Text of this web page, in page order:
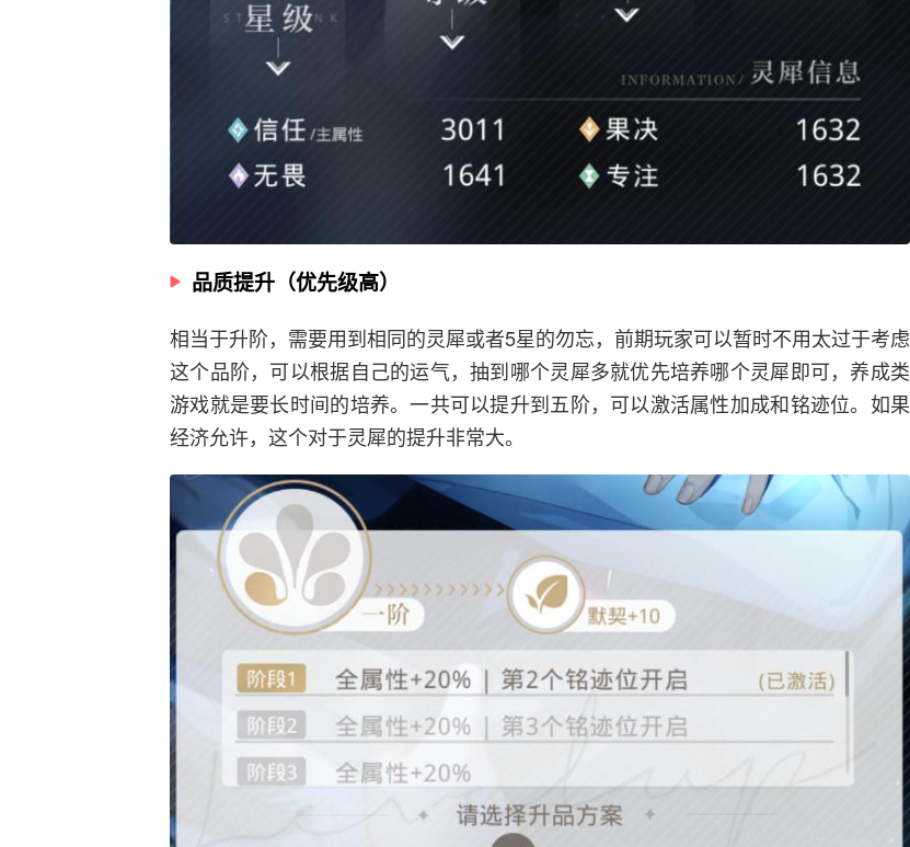
品质提升（优先级高）
相当于升阶，需要用到相同的灵犀或者5星的勿忘，前期玩家可以暂时不用太过于考虑
这个品阶，可以根据自己的运气，抽到哪个灵犀多就优先培养哪个灵犀即可，养成类
游戏就是要长时间的培养。一共可以提升到五阶，可以激活属性加成和铭迹位。如果
经济允许，这个对于灵犀的提升非常大。